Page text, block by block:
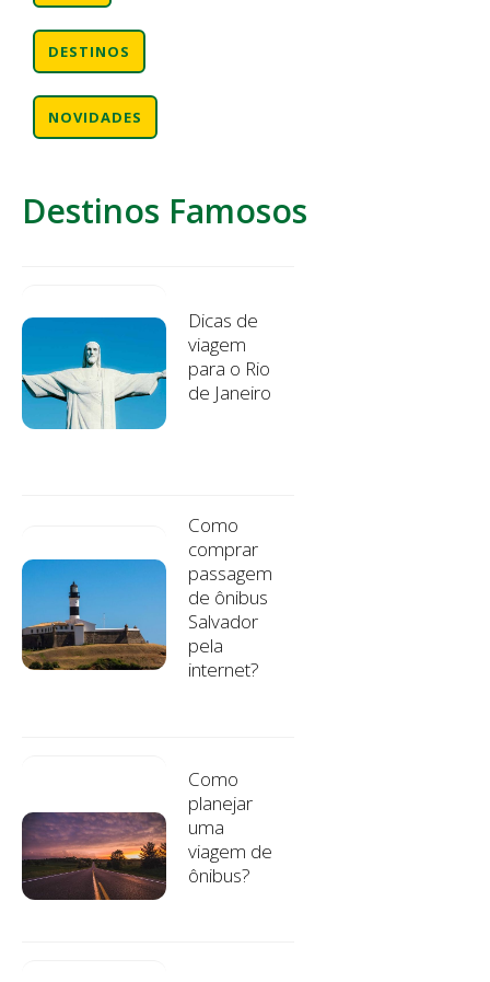
DESTINOS
NOVIDADES
Destinos Famosos
Dicas de
viagem
para o Rio
de Janeiro
Como
comprar
passagem
de ônibus
Salvador
pela
internet?
Como
planejar
uma
viagem de
ônibus?